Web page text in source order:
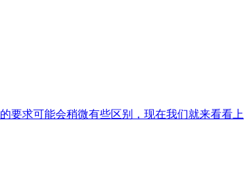
要求可能会稍微有些区别，现在我们就来看看上